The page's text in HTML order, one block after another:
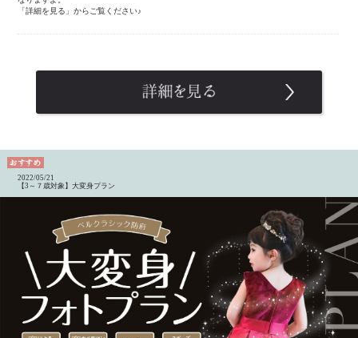
「詳細を見る」からご覧ください♪
2022/05/21
【3～７歳対象】大変身プラン